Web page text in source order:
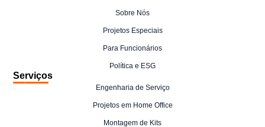
Sobre Nós
Projetos Especiais
Para Funcionários
Política e ESG
Serviços
Engenharia de Serviço
Projetos em Home Office
Montagem de Kits